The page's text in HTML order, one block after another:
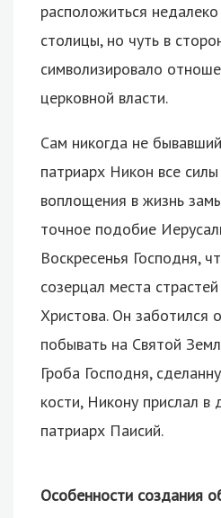
расположиться
столицы, но чуть в
символизировало
церковной власти.
Сам никогда не
патриарх Никон все
воплощения в жизнь
точное подобие
Воскресенья Господня,
созерцал места
Христова. Он заботился
побывать на Святой
Гроба Господня,
кости, Никону прислал в
патриарх Паисий.
Особенности создания